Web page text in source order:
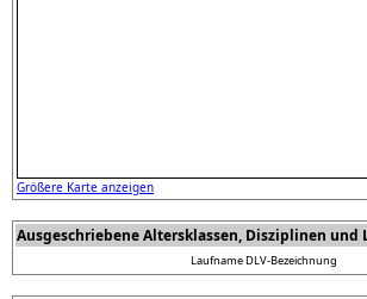
Größere Karte anzeigen
Ausgeschriebene Altersklassen, Disziplinen und
LaufnameDLV-Bezeichnung